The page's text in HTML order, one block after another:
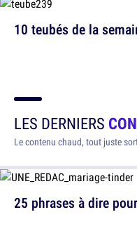
10 teubés de la
LES DERNIERS
Le contenu chaud, tout juste
25 phrases à dire